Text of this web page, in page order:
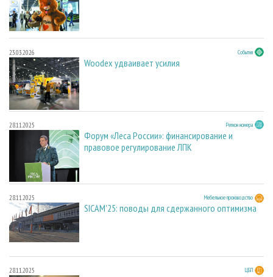
23.03.2026 События
Woodex удваивает усилия
28.11.2025 Регион номера
Форум «Леса России»: финансирование и
правовое регулирование ЛПК
28.11.2025 Мебельное производство
SICAM'25: поводы для сдержанного оптимизма
28.11.2025 ЦБП